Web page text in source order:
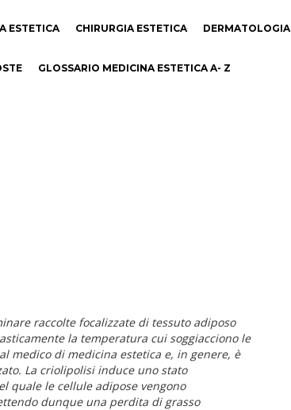
ESTETICA CHIRURGIA ESTETICA DERMATOLOGIA
GLOSSARIO MEDICINA ESTETICA A- Z
raccolte focalizzate di tessuto adiposo
la temperatura cui soggiacciono le
medico di medicina estetica e, in genere, è
La criolipolisi induce uno stato
quale le cellule adipose vengono
dunque una perdita di grasso